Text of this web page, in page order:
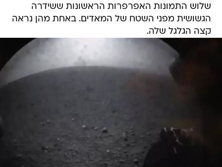
שלוש התמונות האפרפרות הראשונות ששידרה
הגשושית מפני השטח של המאדים. באחת מהן נראה
קצה הגלגל שלה.